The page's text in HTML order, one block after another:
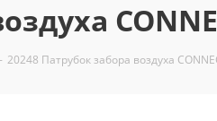
- 20248 Патрубок забора воздуха